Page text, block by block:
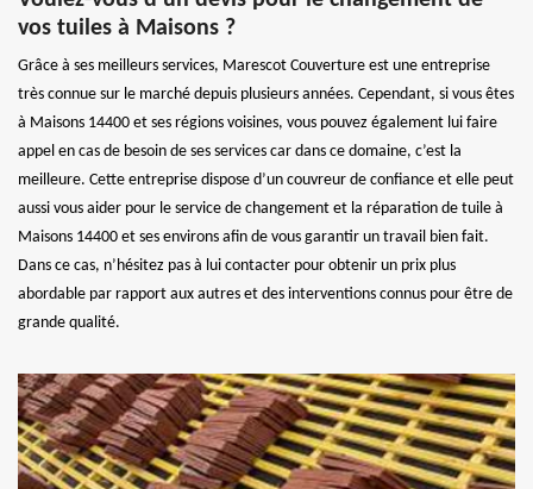
vos tuiles à Maisons ?
Grâce à ses meilleurs services, Marescot Couverture est une entreprise
très connue sur le marché depuis plusieurs années. Cependant, si vous êtes
à Maisons 14400 et ses régions voisines, vous pouvez également lui faire
appel en cas de besoin de ses services car dans ce domaine, c’est la
meilleure. Cette entreprise dispose d’un couvreur de confiance et elle peut
aussi vous aider pour le service de changement et la réparation de tuile à
Maisons 14400 et ses environs afin de vous garantir un travail bien fait.
Dans ce cas, n’hésitez pas à lui contacter pour obtenir un prix plus
abordable par rapport aux autres et des interventions connus pour être de
grande qualité.